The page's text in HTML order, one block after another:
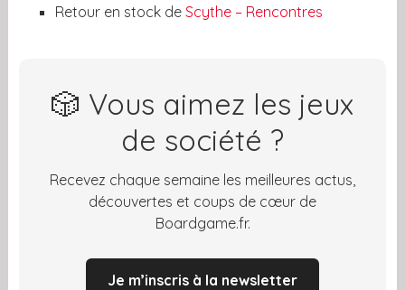
Retour en stock de Scythe – Rencontres
🎲 Vous aimez les jeux
de société ?
Recevez chaque semaine les meilleures actus,
découvertes et coups de cœur de
Boardgame.fr.
Je m’inscris à la newsletter